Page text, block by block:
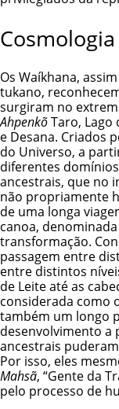
Os Waíkhana,
tukano,
surgiram no
AhpenkõTaro, Lago
e Desana. Criados
do Universo, a
diferentes
ancestrais, que no
não propriamente
de uma longa
canoa, denominada
transformação.
passagem entre
entre distintos
de Leite até as
considerada como
também um longo
desenvolvimento a
ancestrais
Por isso, eles
Mahsã, “Gente da
pelo processo de